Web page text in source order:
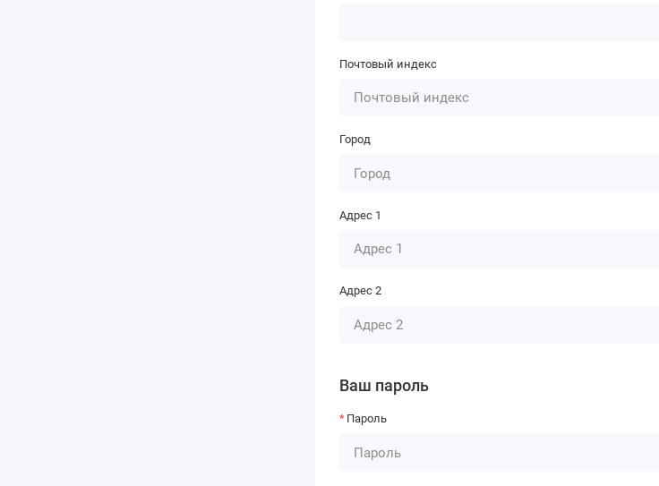
Почтовый индекс
Город
Адрес 1
Адрес 2
Ваш пароль
Пароль